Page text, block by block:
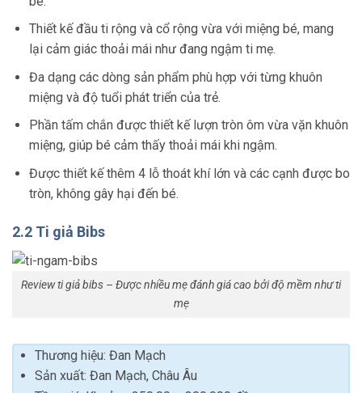
Thiết kế đầu ti rộng và cổ rộng vừa với miệng bé, mang
lại cảm giác thoải mái như đang ngậm ti mẹ.
Đa dạng các dòng sản phẩm phù hợp với từng khuôn
miệng và độ tuổi phát triển của trẻ.
Phần tấm chắn được thiết kế lượn tròn ôm vừa vặn khuôn
miệng, giúp bé cảm thấy thoải mái khi ngậm.
Được thiết kế thêm 4 lỗ thoát khí lớn và các cạnh được bo
tròn, không gây hại đến bé.
2.2 Ti giả Bibs
Review ti giả bibs – Được nhiều mẹ đánh giá cao bởi độ mềm như ti
mẹ
Thương hiệu: Đan Mạch
Sản xuất: Đan Mạch, Châu Âu